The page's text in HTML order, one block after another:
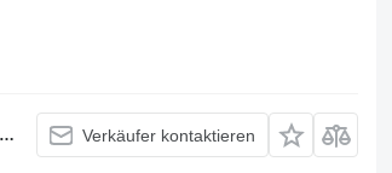
Verkäufer kontaktieren